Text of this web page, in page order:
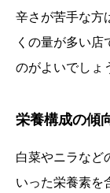
辛さが苦手な方
くの量が多い店
のがよいでしょ
栄養構成の傾
白菜やニラなど
いった栄養素を